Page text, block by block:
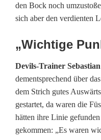
t
r
den Bock noch
sich aber den verdienten
„Wichtige
Devils-Trainer
dementsprechend über
dem Strich gutes
gestartet, da waren die
hätten ihre Linie
gekommen: „Es waren